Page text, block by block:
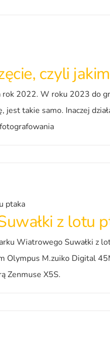
czyli
2022. W roku 2023 do
takie samo. Inaczej
z lotu
Wiatrowego Suwałki z
Olympus M.zuiko Digital
Zenmuse X5S.